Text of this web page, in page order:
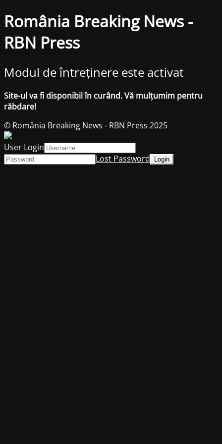
România Breaking News -
RBN Press
Modul de întreținere este activat
Site-ul va fi disponibil în curând. Vă mulțumim pentru
răbdare!
© România Breaking News - RBN Press 2025
User Login
Lost Password